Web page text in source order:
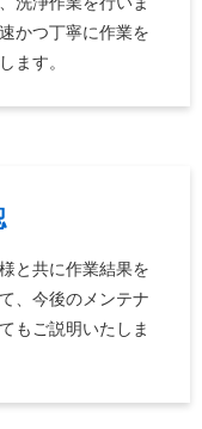
かつ丁寧に作業を
ます。
と共に作業結果を
、今後のメンテナ
もご説明いたしま